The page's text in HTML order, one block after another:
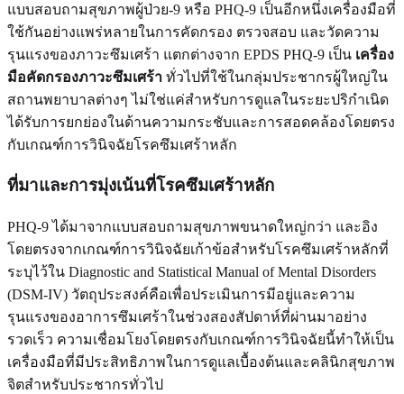
แบบสอบถามสุขภาพผู้ป่วย-9 หรือ PHQ-9 เป็นอีกหนึ่งเครื่องมือที่
ใช้กันอย่างแพร่หลายในการคัดกรอง ตรวจสอบ และวัดความ
รุนแรงของภาวะซึมเศร้า แตกต่างจาก EPDS PHQ-9 เป็น เครื่อง
มือคัดกรองภาวะซึมเศร้า ทั่วไปที่ใช้ในกลุ่มประชากรผู้ใหญ่ใน
สถานพยาบาลต่างๆ ไม่ใช่แค่สำหรับการดูแลในระยะปริกำเนิด
ได้รับการยกย่องในด้านความกระชับและการสอดคล้องโดยตรง
กับเกณฑ์การวินิจฉัยโรคซึมเศร้าหลัก
ที่มาและการมุ่งเน้นที่โรคซึมเศร้าหลัก
PHQ-9 ได้มาจากแบบสอบถามสุขภาพขนาดใหญ่กว่า และอิง
โดยตรงจากเกณฑ์การวินิจฉัยเก้าข้อสำหรับโรคซึมเศร้าหลักที่
ระบุไว้ใน Diagnostic and Statistical Manual of Mental Disorders
(DSM-IV) วัตถุประสงค์คือเพื่อประเมินการมีอยู่และความ
รุนแรงของอาการซึมเศร้าในช่วงสองสัปดาห์ที่ผ่านมาอย่าง
รวดเร็ว ความเชื่อมโยงโดยตรงกับเกณฑ์การวินิจฉัยนี้ทำให้เป็น
เครื่องมือที่มีประสิทธิภาพในการดูแลเบื้องต้นและคลินิกสุขภาพ
จิตสำหรับประชากรทั่วไป